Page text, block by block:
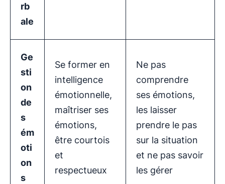
rb
ale
Ge
sti
on
de
s
ém
oti
on
s
Se former en
intelligence
émotionnelle,
maîtriser ses
émotions,
être courtois
et
respectueux
Ne pas
comprendre
ses émotions,
les laisser
prendre le pas
sur la situation
et ne pas savoir
les gérer